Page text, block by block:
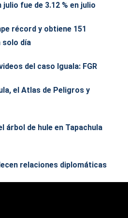
fue de 3.12 % en julio
récord y obtiene 151
solo día
del caso Iguala: FGR
el Atlas de Peligros y
árbol de hule en Tapachula
relaciones diplomáticas